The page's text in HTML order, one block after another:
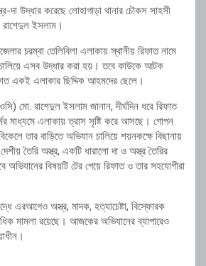
দা উদ্ধার করেছে লোহাগাড়া থানার চৌকস সাহসী
রাশেদুল ইসলাম।
চরম্বা তেলিবিলা এলাকায় স্থানীয় রিফাত নামে
এসব উদ্ধার করা হয়। তবে কাউকে আটক
একই এলাকার ছিদ্দিক আহমদের ছেলে।
মো. রাশেদুল ইসলাম জানান, দীর্ঘদিন ধরে রিফাত
মাধ্যমে এলাকায় ত্রাস সৃষ্টি করে আসছে। গোপন
তার বাড়িতে অভিযান চালিয়ে শয়নকক্ষে বিছানায়
তৈরি অস্ত্র, একটি ধারালো দা ও অস্ত্র তৈরির
অভিযানের বিষয়টি টের পেয়ে রিফাত ও তার সহযোগীরা
এরআগেও অস্ত্র, মাদক, হত্যাচেষ্টা, বিস্ফোরক
মামলা রয়েছে। আজকের অভিযানের ব্যাপারেও